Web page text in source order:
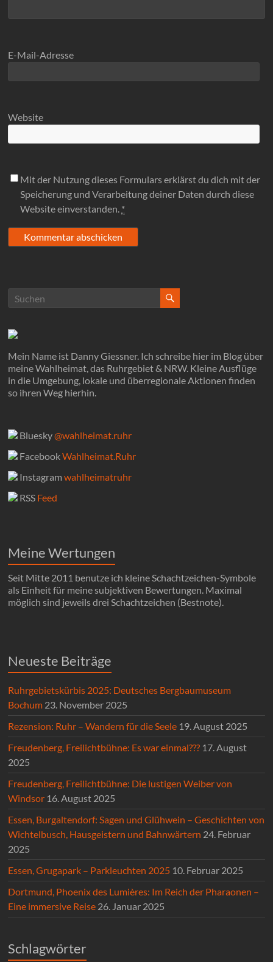
E-Mail-Adresse
Website
Mit der Nutzung dieses Formulars erklärst du dich mit der
Speicherung und Verarbeitung deiner Daten durch diese
Website einverstanden. *
Mein Name ist Danny Giessner. Ich schreibe hier im Blog über
meine Wahlheimat, das Ruhrgebiet & NRW. Kleine Ausflüge
in die Umgebung, lokale und überregionale Aktionen finden
so ihren Weg hierhin.
Bluesky@wahlheimat.ruhr
FacebookWahlheimat.Ruhr
Instagramwahlheimatruhr
RSS Feed
Meine Wertungen
Seit Mitte 2011 benutze ich kleine Schachtzeichen-Symbole
als Einheit für meine subjektiven Bewertungen. Maximal
möglich sind jeweils drei Schachtzeichen (Bestnote).
Neueste Beiträge
Ruhrgebietskürbis 2025: Deutsches Bergbaumuseum
Bochum 23. November 2025
Rezension: Ruhr – Wandern für die Seele 19. August 2025
Freudenberg, Freilichtbühne: Es war einmal??? 17. August
2025
Freudenberg, Freilichtbühne: Die lustigen Weiber von
Windsor 16. August 2025
Essen, Burgaltendorf: Sagen und Glühwein – Geschichten von
Wichtelbusch, Hausgeistern und Bahnwärtern 24. Februar
2025
Essen, Grugapark – Parkleuchten 2025 10. Februar 2025
Dortmund, Phoenix des Lumières: Im Reich der Pharaonen –
Eine immersive Reise 26. Januar 2025
Schlagwörter